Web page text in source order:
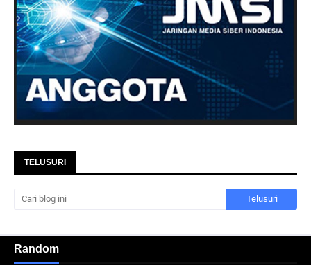
TELUSURI
Random